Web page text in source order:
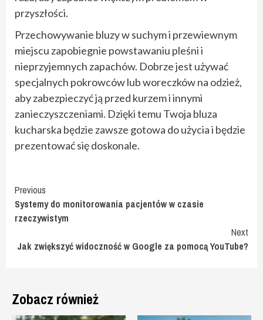
przyszłości.
Przechowywanie bluzy w suchym i przewiewnym
miejscu zapobiegnie powstawaniu pleśni i
nieprzyjemnych zapachów. Dobrze jest używać
specjalnych pokrowców lub woreczków na odzież,
aby zabezpieczyć ją przed kurzem i innymi
zanieczyszczeniami. Dzięki temu Twoja bluza
kucharska będzie zawsze gotowa do użycia i będzie
prezentować się doskonale.
Continue
Reading
Previous
Systemy do monitorowania pacjentów w czasie
rzeczywistym
Next
Jak zwiększyć widoczność w Google za pomocą YouTube?
Zobacz również